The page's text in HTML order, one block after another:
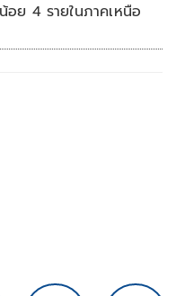
ย 4 รายในภาคเหนือ